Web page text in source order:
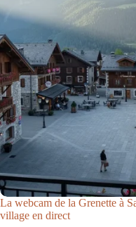
La webcam de la Grenette à
village en direct